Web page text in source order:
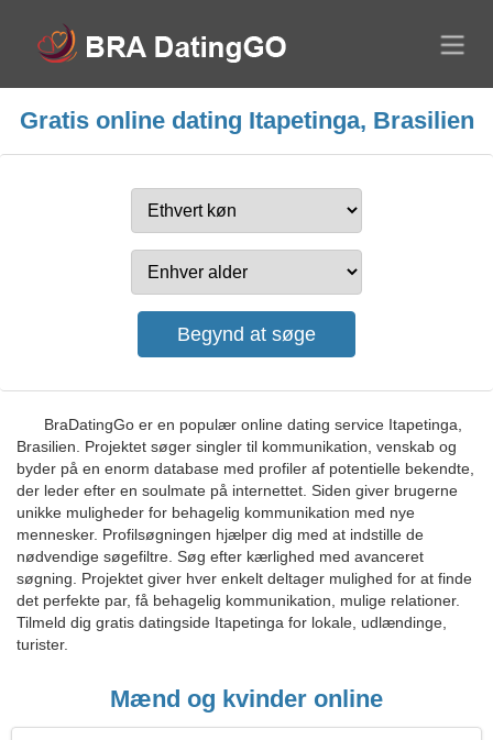
Gratis online dating Itapetinga, Brasilien
BraDatingGo er en populær online dating service Itapetinga,
Brasilien. Projektet søger singler til kommunikation, venskab og
byder på en enorm database med profiler af potentielle bekendte,
der leder efter en soulmate på internettet. Siden giver brugerne
unikke muligheder for behagelig kommunikation med nye
mennesker. Profilsøgningen hjælper dig med at indstille de
nødvendige søgefiltre. Søg efter kærlighed med avanceret
søgning. Projektet giver hver enkelt deltager mulighed for at finde
det perfekte par, få behagelig kommunikation, mulige relationer.
Tilmeld dig gratis datingside Itapetinga for lokale, udlændinge,
turister.
Mænd og kvinder online